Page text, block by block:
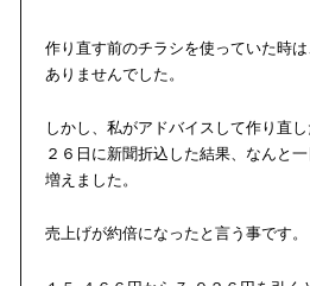
作り直す前のチラシを使っていた時
ありませんでした。
しかし、私がアドバイスして作り直
２６日に新聞折込した結果、なんと
増えました。
売上げが約倍になったと言う事です。